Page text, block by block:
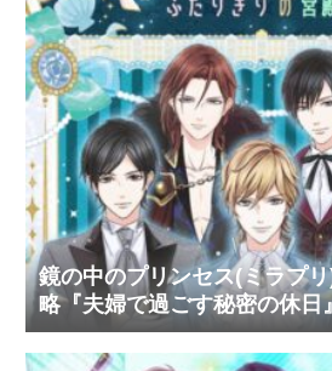
鏡の中のプリンセス(ミラプ
略『夫婦で過ごす秘密の休日
ス・ヴィンセント)